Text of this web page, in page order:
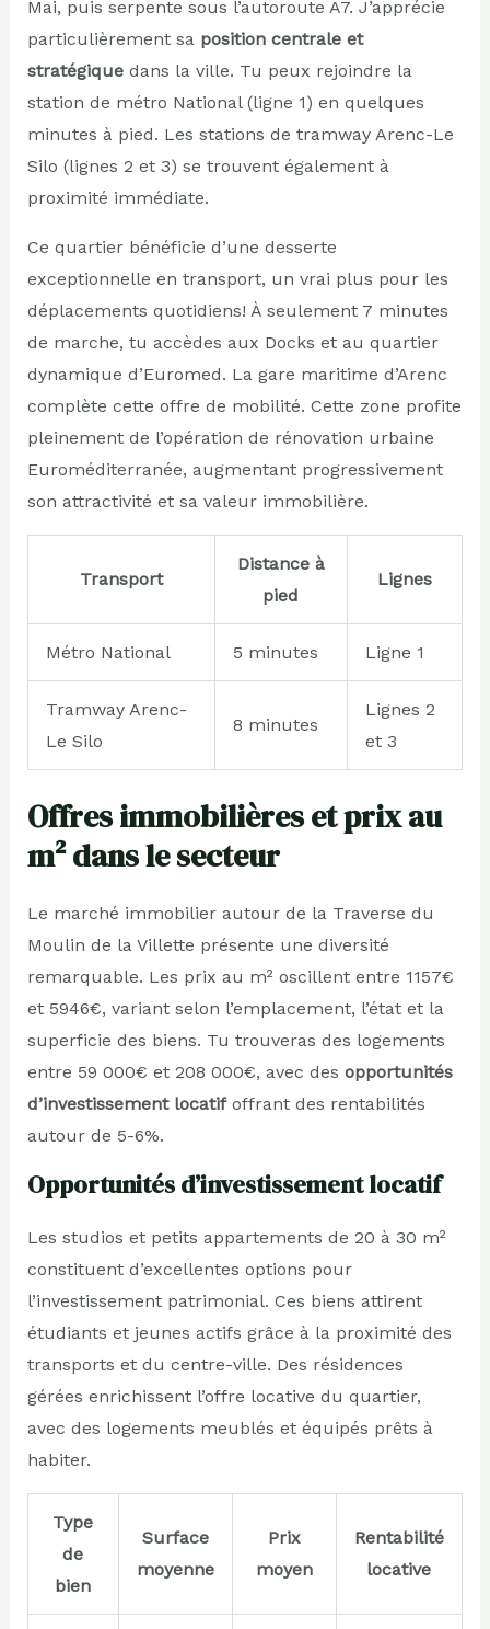
Mai, puis serpente sous l’autoroute A7. J’apprécie
particulièrement sa position centrale et
stratégiquedans la ville. Tu peux rejoindre la
station de métro National (ligne 1) en quelques
minutes à pied. Les stations de tramway Arenc-Le
Silo (lignes 2 et 3) se trouvent également à
proximité immédiate.
Ce quartier bénéficie d’une desserte
exceptionnelle en transport, un vrai plus pour les
déplacements quotidiens! À seulement 7 minutes
de marche, tu accèdes aux Docks et au quartier
dynamique d’Euromed. La gare maritime d’Arenc
complète cette offre de mobilité. Cette zone profite
pleinement de l’opération de rénovation urbaine
Euroméditerranée, augmentant progressivement
son attractivité et sa valeur immobilière.
Transport
Distance à
pied
Lignes
Métro National 5 minutes Ligne 1
Tramway Arenc-
Le Silo
8 minutes
Lignes 2
et 3
Offres immobilières et prix au
m² dans le secteur
Le marché immobilier autour de la Traverse du
Moulin de la Villette présente une diversité
remarquable. Les prix au m² oscillent entre 1157€
et 5946€, variant selon l’emplacement, l’état et la
superficie des biens. Tu trouveras des logements
entre 59 000€ et 208 000€, avec des opportunités
d’investissement locatifoffrant des rentabilités
autour de 5-6%.
Opportunités d’investissement locatif
Les studios et petits appartements de 20 à 30 m²
constituent d’excellentes options pour
l’investissement patrimonial. Ces biens attirent
étudiants et jeunes actifs grâce à la proximité des
transports et du centre-ville. Des résidences
gérées enrichissent l’offre locative du quartier,
avec des logements meublés et équipés prêts à
habiter.
Type
de
bien
Surface
moyenne
Prix
moyen
Rentabilité
locative